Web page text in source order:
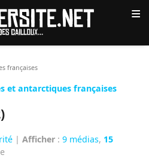
≡
françaises
et antarctiques françaises
|Afficher :9 médias, 15